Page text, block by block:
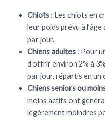
Chiots: Les chiots en
leur poids prévu à
par jour.
Chiensadultes: Pour
d’offrir environ 2% à
par jour, répartis en un
Chiensseniorsou
moins actifs ont
légèrement moindres